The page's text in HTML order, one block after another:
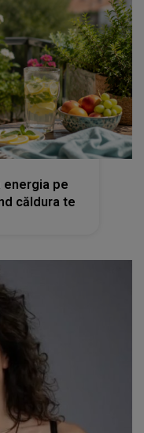
energia pe
căldura te